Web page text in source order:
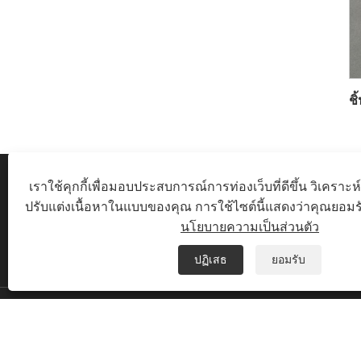
ถนนอุตสาหกรรม เขตอุตสาหกรรม FAN SHIDU
เราใช้คุกกี้เพื่อมอบประสบการณ์การท่องเว็บที่ดีขึ้น วิเคราะ
ปรับแต่งเนื้อหาในแบบของคุณ การใช้ไซต์นี้แสดงว่าคุณยอม
นโยบายความเป็นส่วนตัว
ปฏิเสธ ยอมรับ